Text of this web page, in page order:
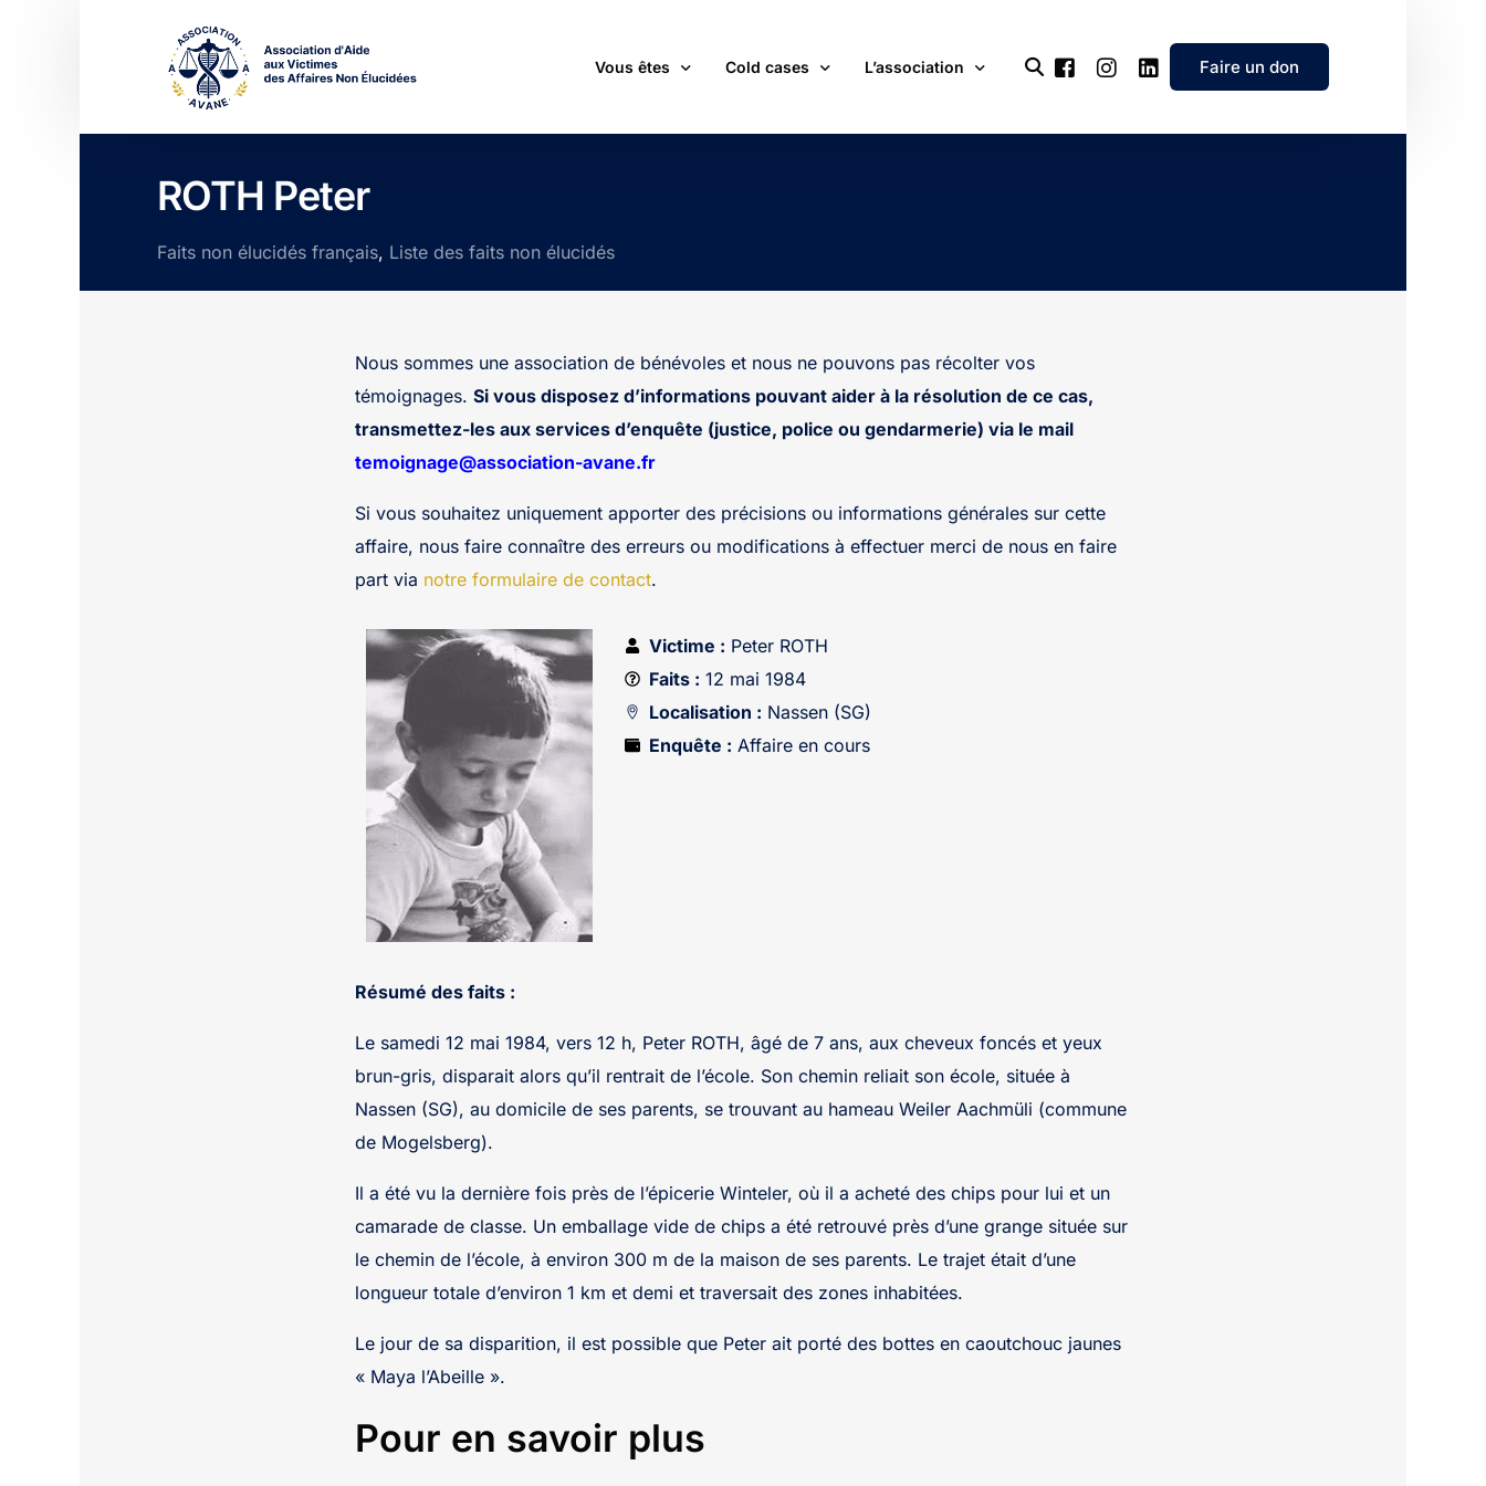
Vous êtes
passionné(e) par les cold cases
un futur adhérent ou bénévole
journaliste
Cold cases L’association
Devenir bénévole
Contact
Faire un don
ROTH Peter
Faits non élucidés français, Liste des faits non élucidés
Nous sommes une association de bénévoles et nous ne pouvons pas récolter vos
témoignages. Si vous disposez d’informations pouvant aider à la résolution de ce cas,
transmettez-les aux services d’enquête (justice, police ou gendarmerie) via le mail
temoignage@association-avane.fr
Si vous souhaitez uniquement apporter des précisions ou informations générales sur cette
affaire, nous faire connaître des erreurs ou modifications à effectuer merci de nous en faire
part via notre formulaire de contact.
Victime : Peter ROTH
Faits : 12 mai 1984
Localisation : Nassen (SG)
Enquête : Affaire en cours
Résumé des faits :
Le samedi 12 mai 1984, vers 12 h, Peter ROTH, âgé de 7 ans, aux cheveux foncés et yeux
brun-gris, disparait alors qu’il rentrait de l’école. Son chemin reliait son école, située à
Nassen (SG), au domicile de ses parents, se trouvant au hameau Weiler Aachmüli (commune
de Mogelsberg).
Il a été vu la dernière fois près de l’épicerie Winteler, où il a acheté des chips pour lui et un
camarade de classe. Un emballage vide de chips a été retrouvé près d’une grange située sur
le chemin de l’école, à environ 300 m de la maison de ses parents. Le trajet était d’une
longueur totale d’environ 1 km et demi et traversait des zones inhabitées.
Le jour de sa disparition, il est possible que Peter ait porté des bottes en caoutchouc jaunes
« Maya l’Abeille ».
Pour en savoir plus